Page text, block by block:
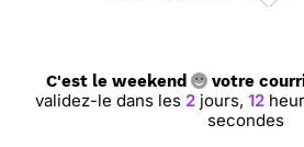
C'est le weekend votre
validez-le dans les 2 jours, 12
secondes